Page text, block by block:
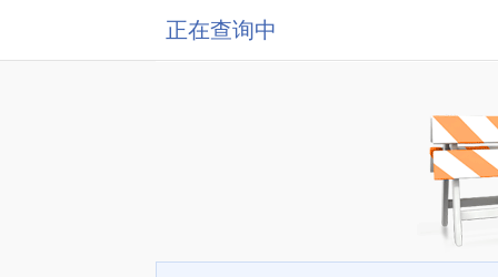
正在查询中